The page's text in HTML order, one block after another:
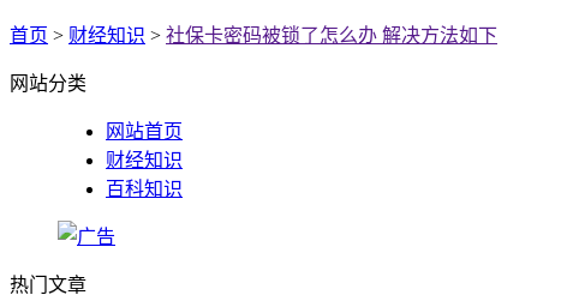
首页 > 财经知识 > 社保卡密码被锁了怎么办 解决方法如下
网站分类
网站首页
财经知识
百科知识
热门文章